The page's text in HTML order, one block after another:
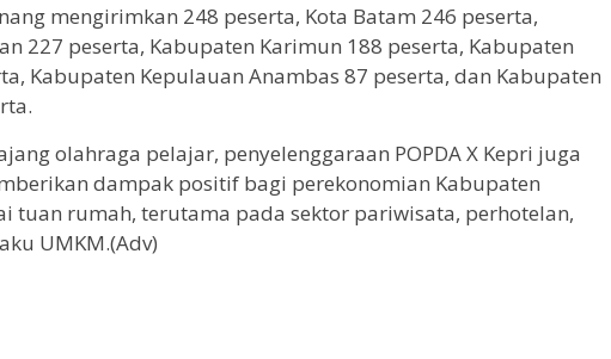
mengirimkan 248 peserta, Kota Batam 246 peserta,
227 peserta, Kabupaten Karimun 188 peserta, Kabupaten
Kabupaten Kepulauan Anambas 87 peserta, dan Kabupaten
olahraga pelajar, penyelenggaraan POPDA X Kepri juga
dampak positif bagi perekonomian Kabupaten
tuan rumah, terutama pada sektor pariwisata, perhotelan,
UMKM.(Adv)